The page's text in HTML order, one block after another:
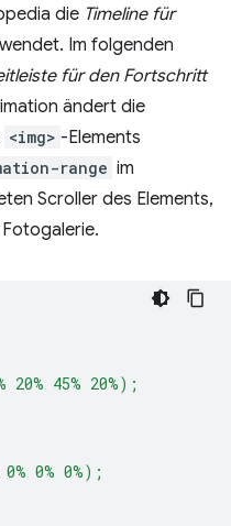
die Timeline für
Im folgenden
für den Fortschritt
ändert die
<img> -Elements
range im
Scroller des Elements,
20% 45% 20%);
0% 0% 0%);